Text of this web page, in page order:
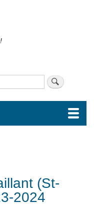
(St-
2024